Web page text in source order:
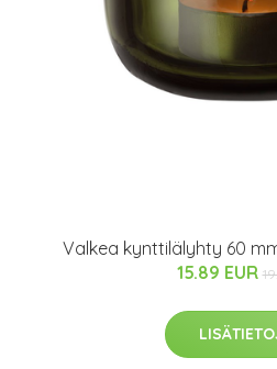
Valkea kynttilälyhty 60
15.89 EUR